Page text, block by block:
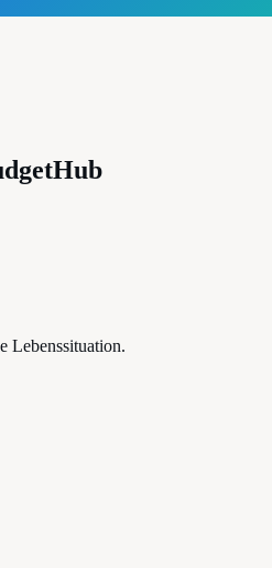
Lebenssituation.